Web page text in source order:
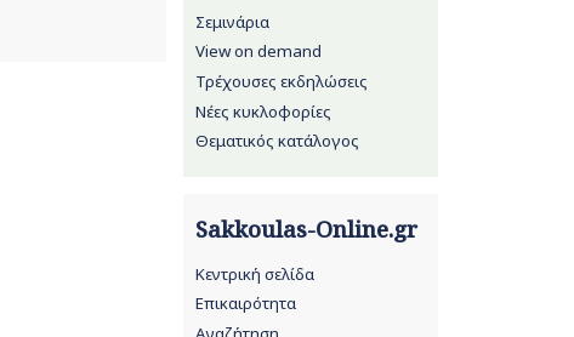
Σεμινάρια
View on demand
Τρέχουσες εκδηλώσεις
Νέες κυκλοφορίες
Θεματικός κατάλογος
Sakkoulas-Online.gr
Κεντρική σελίδα
Επικαιρότητα